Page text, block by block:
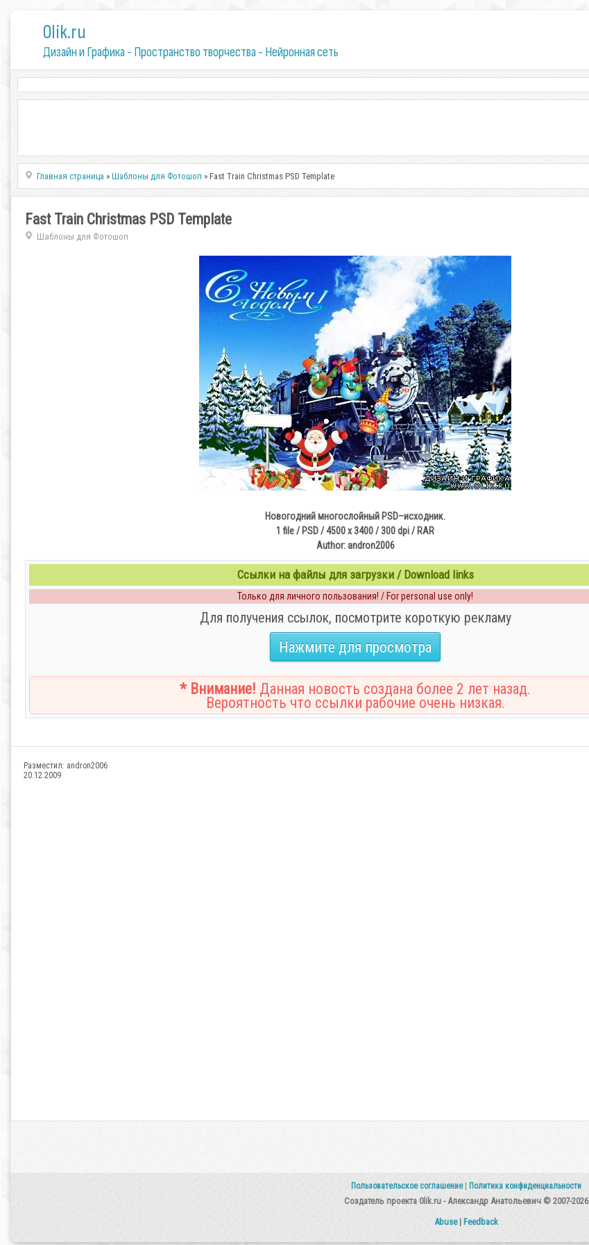
0lik.ru
Дизайн и Графика - Пространство творчества - Нейронная сеть
Главная страница »Шаблоны для Фотошоп » Fast Train Christmas PSD Template
Fast Train Christmas PSD Template
Шаблоны для Фотошоп
Новогодний многослойный PSD–исходник.
1 file / PSD / 4500 x 3400 / 300 dpi / RAR
Author: andron2006
Ссылки на файлы для загрузки / Download links
Только для личного пользования! / For personal use only!
Для получения ссылок, посмотрите короткую рекламу
Нажмите для просмотра
* Внимание! Данная новость создана более 2 лет назад.
Вероятность что ссылки рабочие очень низкая.
Разместил: andron2006
20.12.2009
Пользовательское соглашение Политика конфиденциальности
Создатель проекта 0lik.ru - Александр Анатольевич © 2007-2026
Abuse| Feedback